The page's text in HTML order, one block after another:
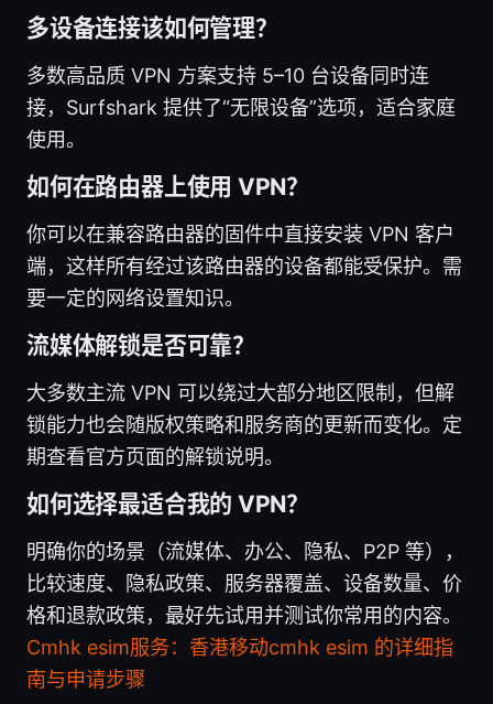
多设备连接该如何管理？
多数高品质 VPN 方案支持 5–10 台设备同时连
接，Surfshark 提供了“无限设备”选项，适合家庭
使用。
如何在路由器上使用 VPN？
你可以在兼容路由器的固件中直接安装 VPN 客户
端，这样所有经过该路由器的设备都能受保护。需
要一定的网络设置知识。
流媒体解锁是否可靠？
大多数主流 VPN 可以绕过大部分地区限制，但解
锁能力也会随版权策略和服务商的更新而变化。定
期查看官方页面的解锁说明。
如何选择最适合我的 VPN？
明确你的场景（流媒体、办公、隐私、P2P 等），
比较速度、隐私政策、服务器覆盖、设备数量、价
格和退款政策，最好先试用并测试你常用的内容。
Cmhk esim服务：香港移动cmhk esim 的详细指
南与申请步骤